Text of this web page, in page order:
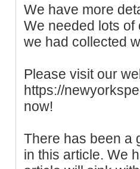
We have more
We needed lots of
we had collected
Please visit our
https://
now!
There has been a
in this article. We